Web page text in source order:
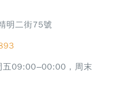
明二街75號
五09:00–00:00，周末